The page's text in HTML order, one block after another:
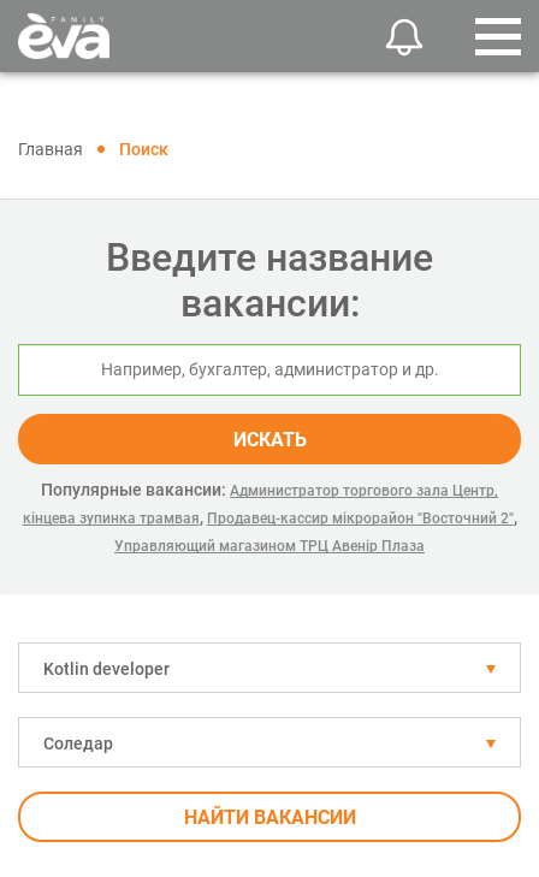
Главная Поиск
Введите название
вакансии:
ИСКАТЬ
Популярные вакансии: Администратор торгового зала Центр,
кінцева зупинка трамвая, Продавец-кассир мікрорайон "Восточний 2",
Управляющий магазином ТРЦ Авенір Плаза
Kotlin developer
Соледар
НАЙТИ ВАКАНСИИ